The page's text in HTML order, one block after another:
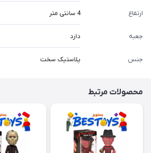
ارتفاع 4 سانتی متر
جعبه دارد
جنس پلاستیک سخت
محصولات مرتبط